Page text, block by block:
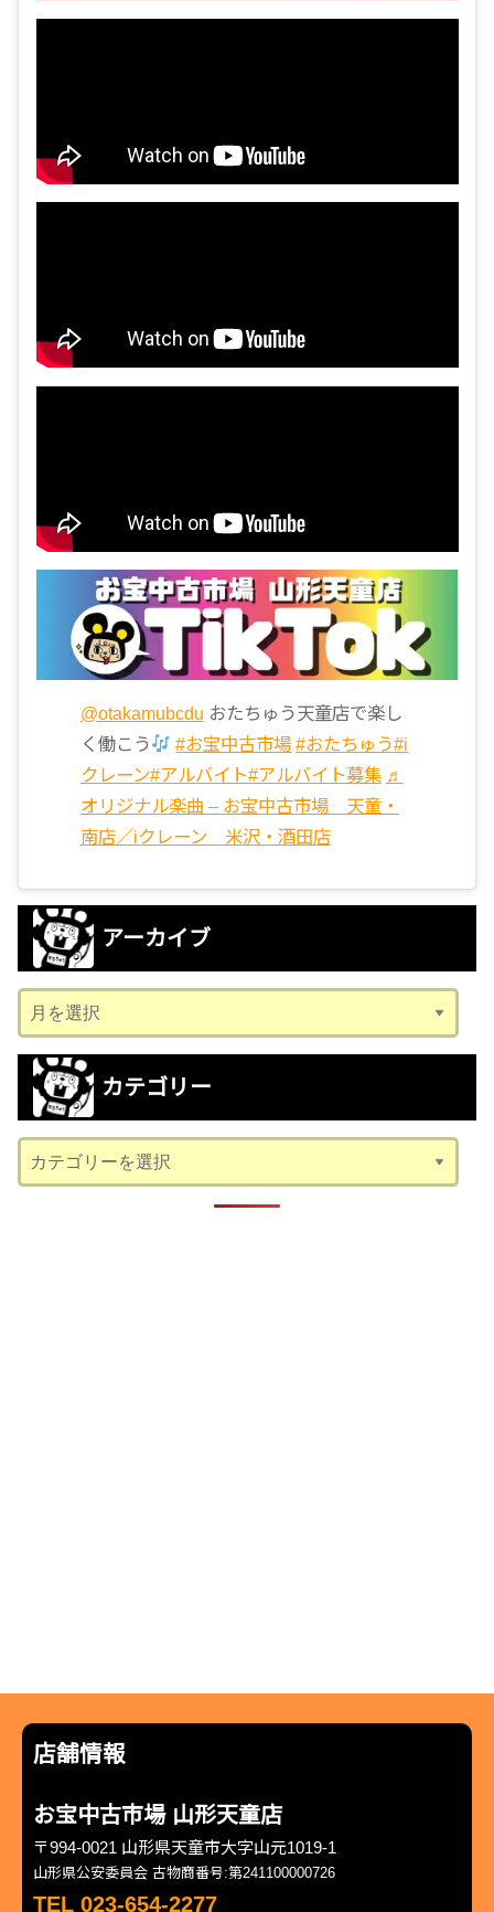
@otakamubcdu おたちゅう天童店で楽し
く働こう
#お宝中古市場 #おたちゅう#i
クレーン#アルバイト#アルバイト募集 ♬
オリジナル楽曲 – お宝中古市場 天童・
南店／iクレーン 米沢・酒田店
アーカイブ
ー
カ
ブ
カテゴリー
テ
店舗情報
お宝中古市場 山形天童店
〒994-0021 山形県天童市大字山元1019-1
山形県公安委員会 古物商番号:第241100000726
TEL 023-654-2277